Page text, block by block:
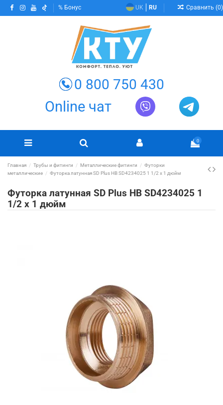
Бонус UK RU Сравнить (0)
0 800 750 430
Online чат
0
Главная Трубы и фитинги Металлические фитинги
Футорки
металлические
Футорка латунная SD Plus НВ SD4234025 1 1/2 х 1 дюйм
Футорка латунная SD Plus НВ SD4234025 1
1/2 х 1 дюйм